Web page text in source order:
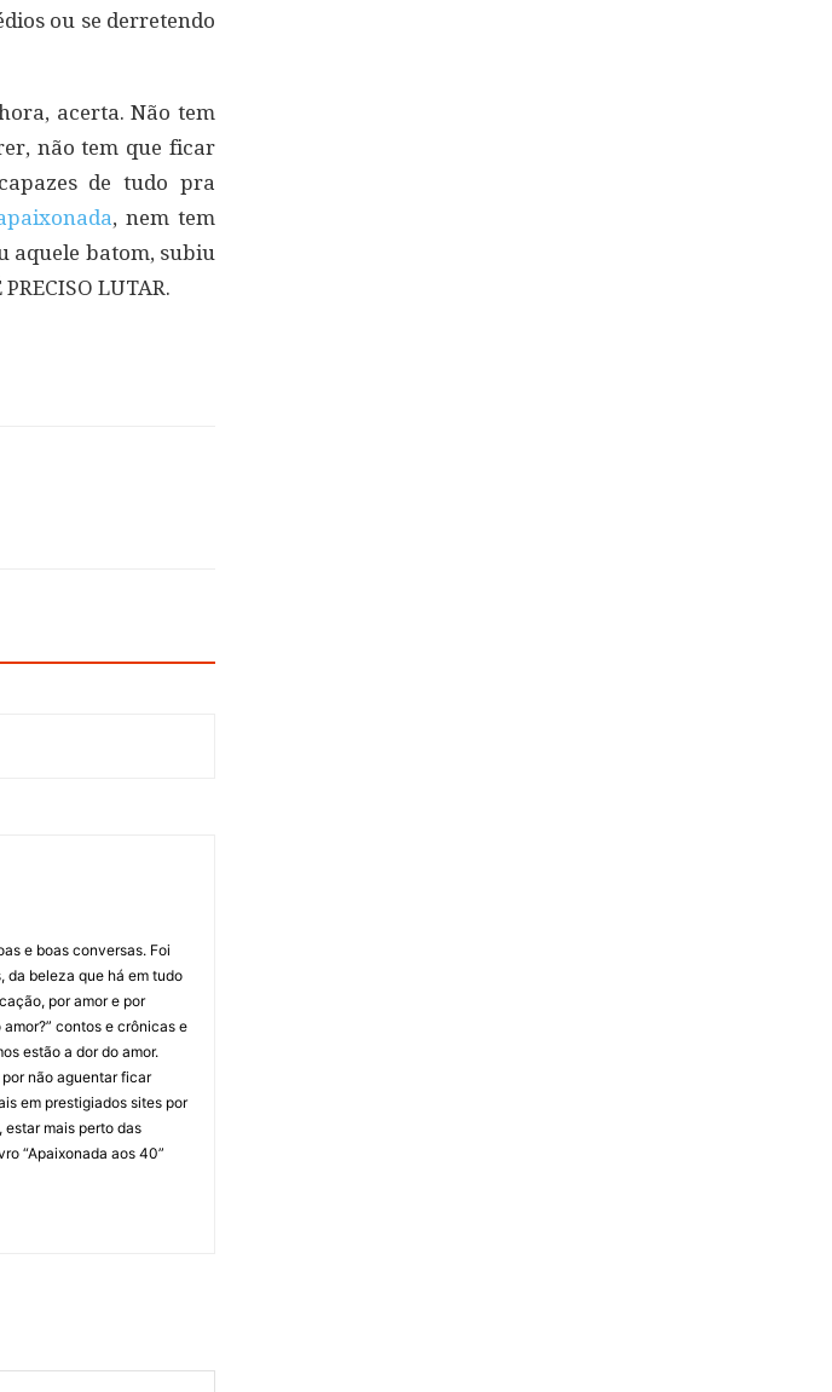
ou se derretendo
acerta. Não tem
não tem que ficar
de tudo pra
, nem tem
aquele batom, subiu
LUTAR.
e boas conversas. Foi
da beleza que há em tudo
por amor e por
contos e crônicas e
estão a dor do amor.
não aguentar ficar
em prestigiados sites por
estar mais perto das
“Apaixonada aos 40”